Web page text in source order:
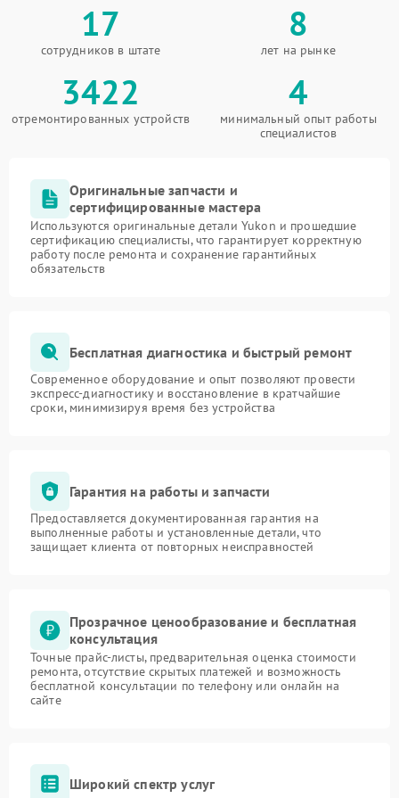
17
сотрудников в штате
8
лет на рынке
3422
отремонтированных устройств
4
минимальный опыт работы
специалистов
Оригинальные запчасти и
сертифицированные мастера
Используются оригинальные детали Yukon и прошедшие
сертификацию специалисты, что гарантирует корректную
работу после ремонта и сохранение гарантийных
обязательств
Бесплатная диагностика и быстрый ремонт
Современное оборудование и опыт позволяют провести
экспресс-диагностику и восстановление в кратчайшие
сроки, минимизируя время без устройства
Гарантия на работы и запчасти
Предоставляется документированная гарантия на
выполненные работы и установленные детали, что
защищает клиента от повторных неисправностей
Прозрачное ценообразование и бесплатная
консультация
Точные прайс-листы, предварительная оценка стоимости
ремонта, отсутствие скрытых платежей и возможность
бесплатной консультации по телефону или онлайн на
сайте
Широкий спектр услуг